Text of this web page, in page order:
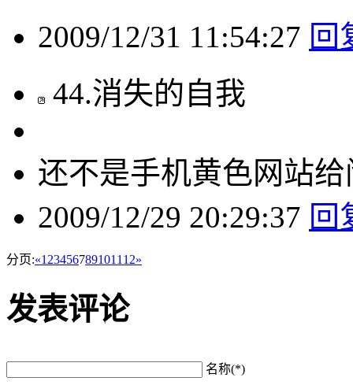
2009/12/31 11:54:27 回
44.消失的自我
还不是手机黄色网站
2009/12/29 20:29:37 回
分页:«1 234567891011 12»
发表评论
名称(*)